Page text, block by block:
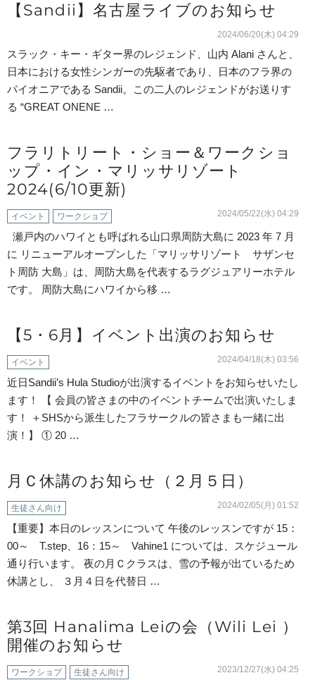
【Sandii】名古屋ライブのお知らせ
2024/06/20(木) 04:29
スラック・キー・ギター界のレジェンド、山内 Alani さんと、
日本における女性シンガーの先駆者であり、日本のフラ界の
パイオニアである Sandii。この二人のレジェンドがお送りす
る “GREAT ONENE …
フラリトリート・ショー＆ワークショ
ップ・イン・マリッサリゾート
2024(6/10更新)
2024/05/22(水) 04:29
イベント ワークショプ
瀬戸内のハワイとも呼ばれる山口県周防大島に 2023 年 7 月
に リニューアルオープンした「マリッサリゾート サザンセ
ト周防 大島」は、周防大島を代表するラグジュアリーホテル
です。 周防大島にハワイから移 …
【5・6月】イベント出演のお知らせ
2024/04/18(木) 03:56
イベント
近日Sandii’s Hula Studioが出演するイベントをお知らせいたし
ます！ 【 会員の皆さまの中のイベントチームで出演いたしま
す！ ＋SHSから派生したフラサークルの皆さまも一緒に出
演！】 ① 20 …
月Ｃ休講のお知らせ（２月５日）
2024/02/05(月) 01:52
生徒さん向け
【重要】本日のレッスンについて 午後のレッスンですが 15：
00～ T.step、16：15～ Vahine1 については、スケジュール
通り行います。 夜の月Ｃクラスは、雪の予報が出ているため
休講とし、 ３月４日を代替日 …
第3回 Hanalima Leiの会（Wili Lei ）
開催のお知らせ
2023/12/27(水) 04:25
ワークショプ 生徒さん向け